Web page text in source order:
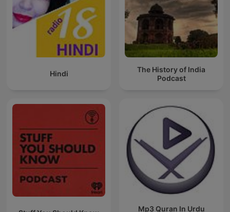
Hindi
The History of India
Podcast
Mp3 Quran In Urdu